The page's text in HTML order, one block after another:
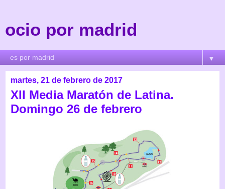
ocio por madrid
▼
martes, 21 de febrero de 2017
XII Media Maratón de Latina.
Domingo 26 de febrero